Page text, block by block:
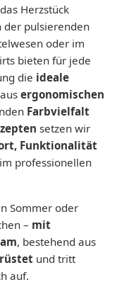
Herzstück
der pulsierenden
oder im
bieten für jede
die ideale
ergonomischen
Farbvielfalt
setzen wir
Funktionalität
professionellen
Sommer oder
– mit
, bestehend aus
und tritt
auf.